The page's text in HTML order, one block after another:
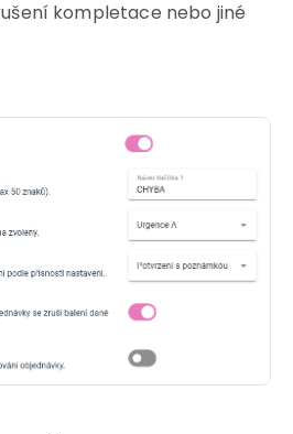
kompletace nebo jiné